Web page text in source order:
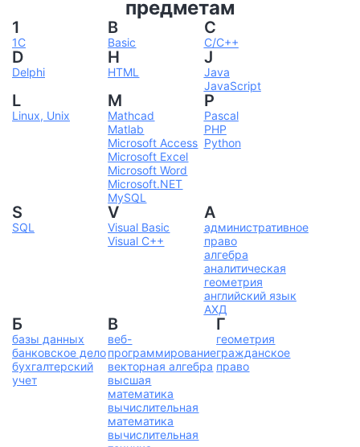
предметам
1
1С
B
Basic
C
C/C++
D
Delphi
H
HTML
J
Java
JavaScript
L
Linux, Unix
M
Mathcad
Matlab
Microsoft Access
Microsoft Excel
Microsoft Word
Microsoft.NET
MySQL
P
Pascal
PHP
Python
S
SQL
V
Visual Basic
Visual C++
А
административное
право
алгебра
аналитическая
геометрия
английский язык
АХД
Б
базы данных
банковское дело
бухгалтерский
учет
В
веб-
программирование
векторная алгебра
высшая
математика
вычислительная
математика
вычислительная
Г
геометрия
гражданское
право